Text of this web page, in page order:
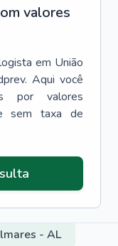
valores
em União
Aqui você
por valores
sem taxa de
- AL